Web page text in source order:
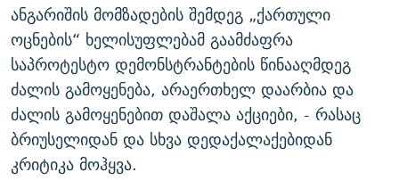
ანგარიშის მომზადების შემდეგ „ქართული
ოცნების“ ხელისუფლებამ გაამძაფრა
საპროტესტო დემონსტრანტების წინააღმდეგ
ძალის გამოყენება, არაერთხელ დაარბია და
ძალის გამოყენებით დაშალა აქციები, - რასაც
ბრიუსელიდან და სხვა დედაქალაქებიდან
კრიტიკა მოჰყვა.